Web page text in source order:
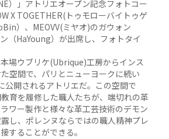
）」アトリエオープン記念フォトコー
X TOGETHER(トゥモローバイトゥゲ
）、MEOVV(ミヤオ)のガウォン
ン（HaYoung）が出席し、フォトタイ
場ウブリケ(Ubrique)工房からインス
空間で、パリとニューヨークに続い
公開されるアトリエだ。この空間で
育を履修した職人たちが、端切れの革
ワー製作と様々な革工芸技術のデモン
し、ポレンヌならではの職人精神プレ
することができる。